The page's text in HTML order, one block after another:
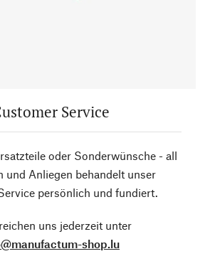
Service
oder Sonderwünsche - all
und Anliegen behandelt unser
persönlich und fundiert.
uns jederzeit unter
shop.lu